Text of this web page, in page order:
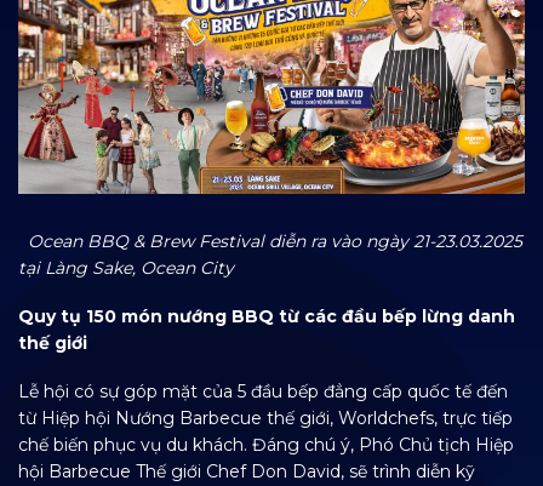
Ocean BBQ & Brew Festival diễn ra vào ngày 21-23.03.2025
tại Làng Sake, Ocean City
Quy tụ 150 món nướng BBQ từ các đầu bếp lừng danh
thế giới
Lễ hội có sự góp mặt của 5 đầu bếp đẳng cấp quốc tế đến
từ Hiệp hội Nướng Barbecue thế giới, Worldchefs, trực tiếp
chế biến phục vụ du khách. Đáng chú ý, Phó Chủ tịch Hiệp
hội Barbecue Thế giới Chef Don David, sẽ trình diễn kỹ